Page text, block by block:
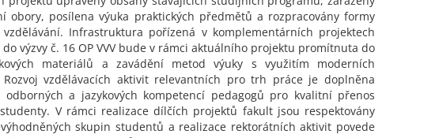
obory, posílena výuka praktických předmětů a rozpracovány formy
Infrastruktura pořízená v komplementárních projektech
výzvy č. 16 OP VVV bude v rámci aktuálního projektu promítnuta do
materiálů a zavádění metod výuky s využitím moderních
Rozvoj vzdělávacích aktivit relevantních pro trh práce je doplněna
odborných a jazykových kompetencí pedagogů pro kvalitní přenos
V rámci realizace dílčích projektů fakult jsou respektovány
skupin studentů a realizace rektorátních aktivit povede